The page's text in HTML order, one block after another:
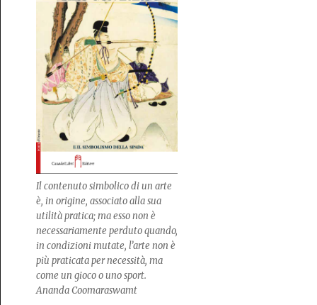
Il contenuto simbolico di un arte
è, in origine, associato alla sua
utilità pratica; ma esso non è
necessariamente perduto quando,
in condizioni mutate, l’arte non è
più praticata per necessità, ma
come un gioco o uno sport.
Ananda Coomaraswamt